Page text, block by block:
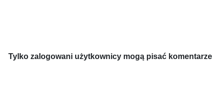
Tylko zalogowani użytkownicy mogą pisać komentarze